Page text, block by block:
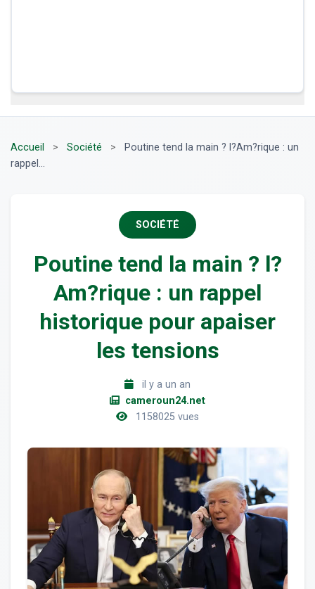
Accueil > Société >
Poutine tend la main ? l?Am?rique : un
rappel...
SOCIÉTÉ
Poutine tend la main ? l?
Am?rique : un rappel
historique pour apaiser
les tensions
il y a un an
cameroun24.net
1158025 vues